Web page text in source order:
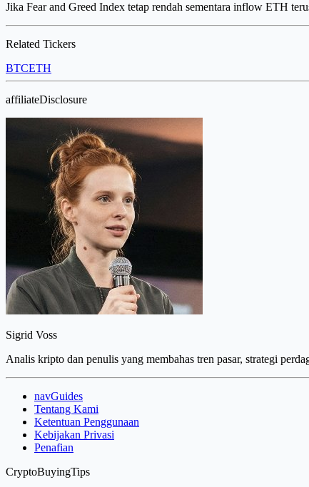
Jika Fear and Greed Index tetap rendah sementara inflow ETH
Related Tickers
BTCETH
affiliateDisclosure
Sigrid Voss
Analis kripto dan penulis yang membahas tren pasar, strategi
navGuides
Tentang Kami
Ketentuan Penggunaan
Kebijakan Privasi
Penafian
CryptoBuyingTips